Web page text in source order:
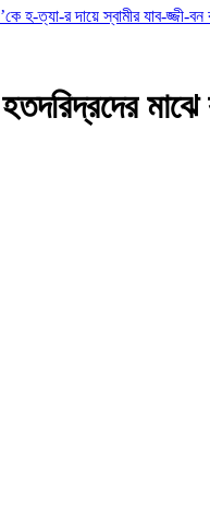
হ-ত্যা-র দায়ে স্বামীর যাব-জ্জী-বন